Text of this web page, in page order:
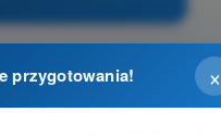
×
przygotowania!